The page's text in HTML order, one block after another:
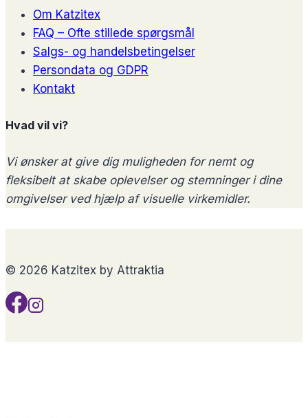
Om Katzitex
FAQ – Ofte stillede spørgsmål
Salgs- og handelsbetingelser
Persondata og GDPR
Kontakt
Hvad vil vi?
Vi ønsker at give dig muligheden for nemt og
fleksibelt at skabe oplevelser og stemninger i dine
omgivelser ved hjælp af visuelle virkemidler.
© 2026 Katzitex by Attraktia